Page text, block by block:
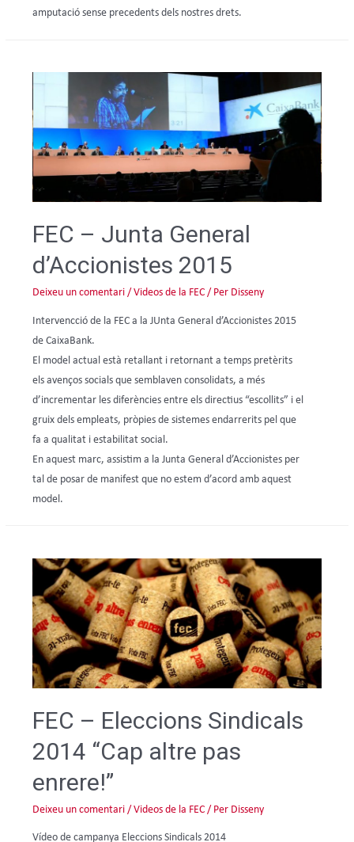
amputació sense precedents dels nostres drets.
FEC – Junta General
d’Accionistes 2015
Deixeu un comentari /Videos de la FEC / Per Disseny
Intervencció de la FEC a la JUnta General d’Accionistes 2015
de CaixaBank.
El model actual està retallant i retornant a temps pretèrits
els avenços socials que semblaven consolidats, a més
d’incrementar les diferències entre els directius “escollits” i el
gruix dels empleats, pròpies de sistemes endarrerits pel que
fa a qualitat i estabilitat social.
En aquest marc, assistim a la Junta General d’Accionistes per
tal de posar de manifest que no estem d’acord amb aquest
model.
FEC – Eleccions Sindicals
2014 “Cap altre pas
enrere!”
Deixeu un comentari /Videos de la FEC / Per Disseny
Vídeo de campanya Eleccions Sindicals 2014